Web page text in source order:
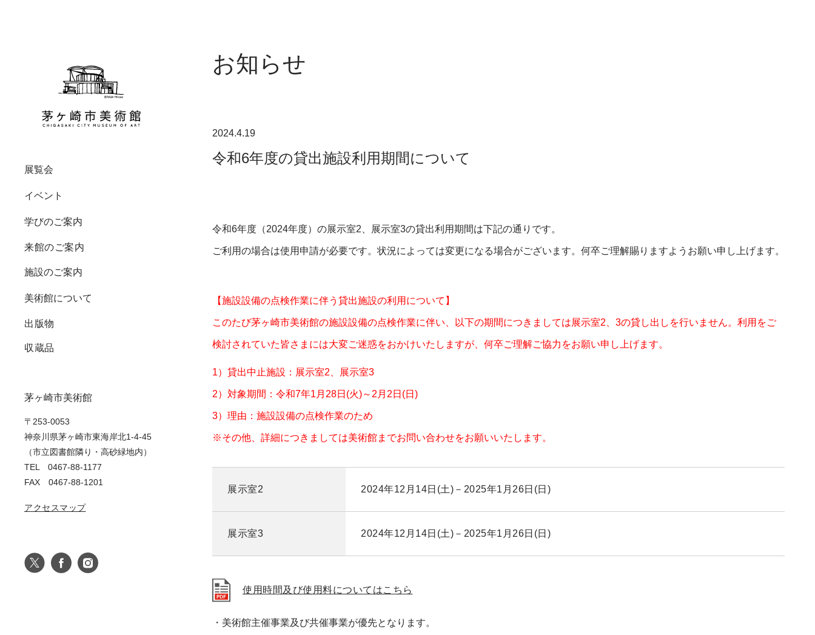
展覧会
イベント
学びのご案内
来館のご案内
施設のご案内
美術館について
出版物
収蔵品
茅ヶ崎市美術館
〒253-0053
神奈川県茅ヶ崎市東海岸北1-4-45
（市立図書館隣り・高砂緑地内）
TEL 0467-88-1177
FAX 0467-88-1201
アクセスマップ
開催中・今後の展覧会
過去の展覧会
すべて
造形ワークショップ
自然ワークショップ
鑑賞プログラム
美術館講座
教育機関の方へ
講座・プログラム
ミュージアムマップ
館内設備
カフェ
ご挨拶
美術館概要
沿革
お知らせ
2024.4.19
令和6年度の貸出施設利用期間について
令和6年度（2024年度）の展示室2、展示室3の貸出利用期間は下記の通りです。
ご利用の場合は使用申請が必要です。状況によっては変更になる場合がございます。何卒ご理解賜りますようお願い申し上げます。
【施設設備の点検作業に伴う貸出施設の利用について】
このたび茅ヶ崎市美術館の施設設備の点検作業に伴い、以下の期間につきましては展示室2、3の貸し出しを行いません。利用をご
検討されていた皆さまには大変ご迷惑をおかけいたしますが、何卒ご理解ご協力をお願い申し上げます。
1）貸出中止施設：展示室2、展示室3
2）対象期間：令和7年1月28日(火)～2月2日(日)
3）理由：施設設備の点検作業のため
※その他、詳細につきましては美術館までお問い合わせをお願いいたします。
展示室2 2024年12月14日(土)－2025年1月26日(日)
展示室3 2024年12月14日(土)－2025年1月26日(日)
使用時間及び使用料についてはこちら
・美術館主催事業及び共催事業が優先となります。